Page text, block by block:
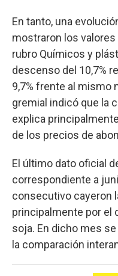
En tanto, una
mostraron los valores
rubro Químicos y
descenso del 10,7%
9,7% frente al mismo
gremial indicó que la
explica
de los precios de
El último dato oficial
correspondiente a
consecutivo cayeron
principalmente por el
soja. En dicho mes
la comparación